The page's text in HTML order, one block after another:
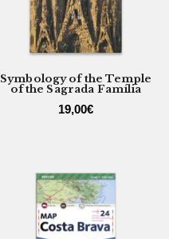
Symbology of the Temple
of the Sagrada Família
19,00€